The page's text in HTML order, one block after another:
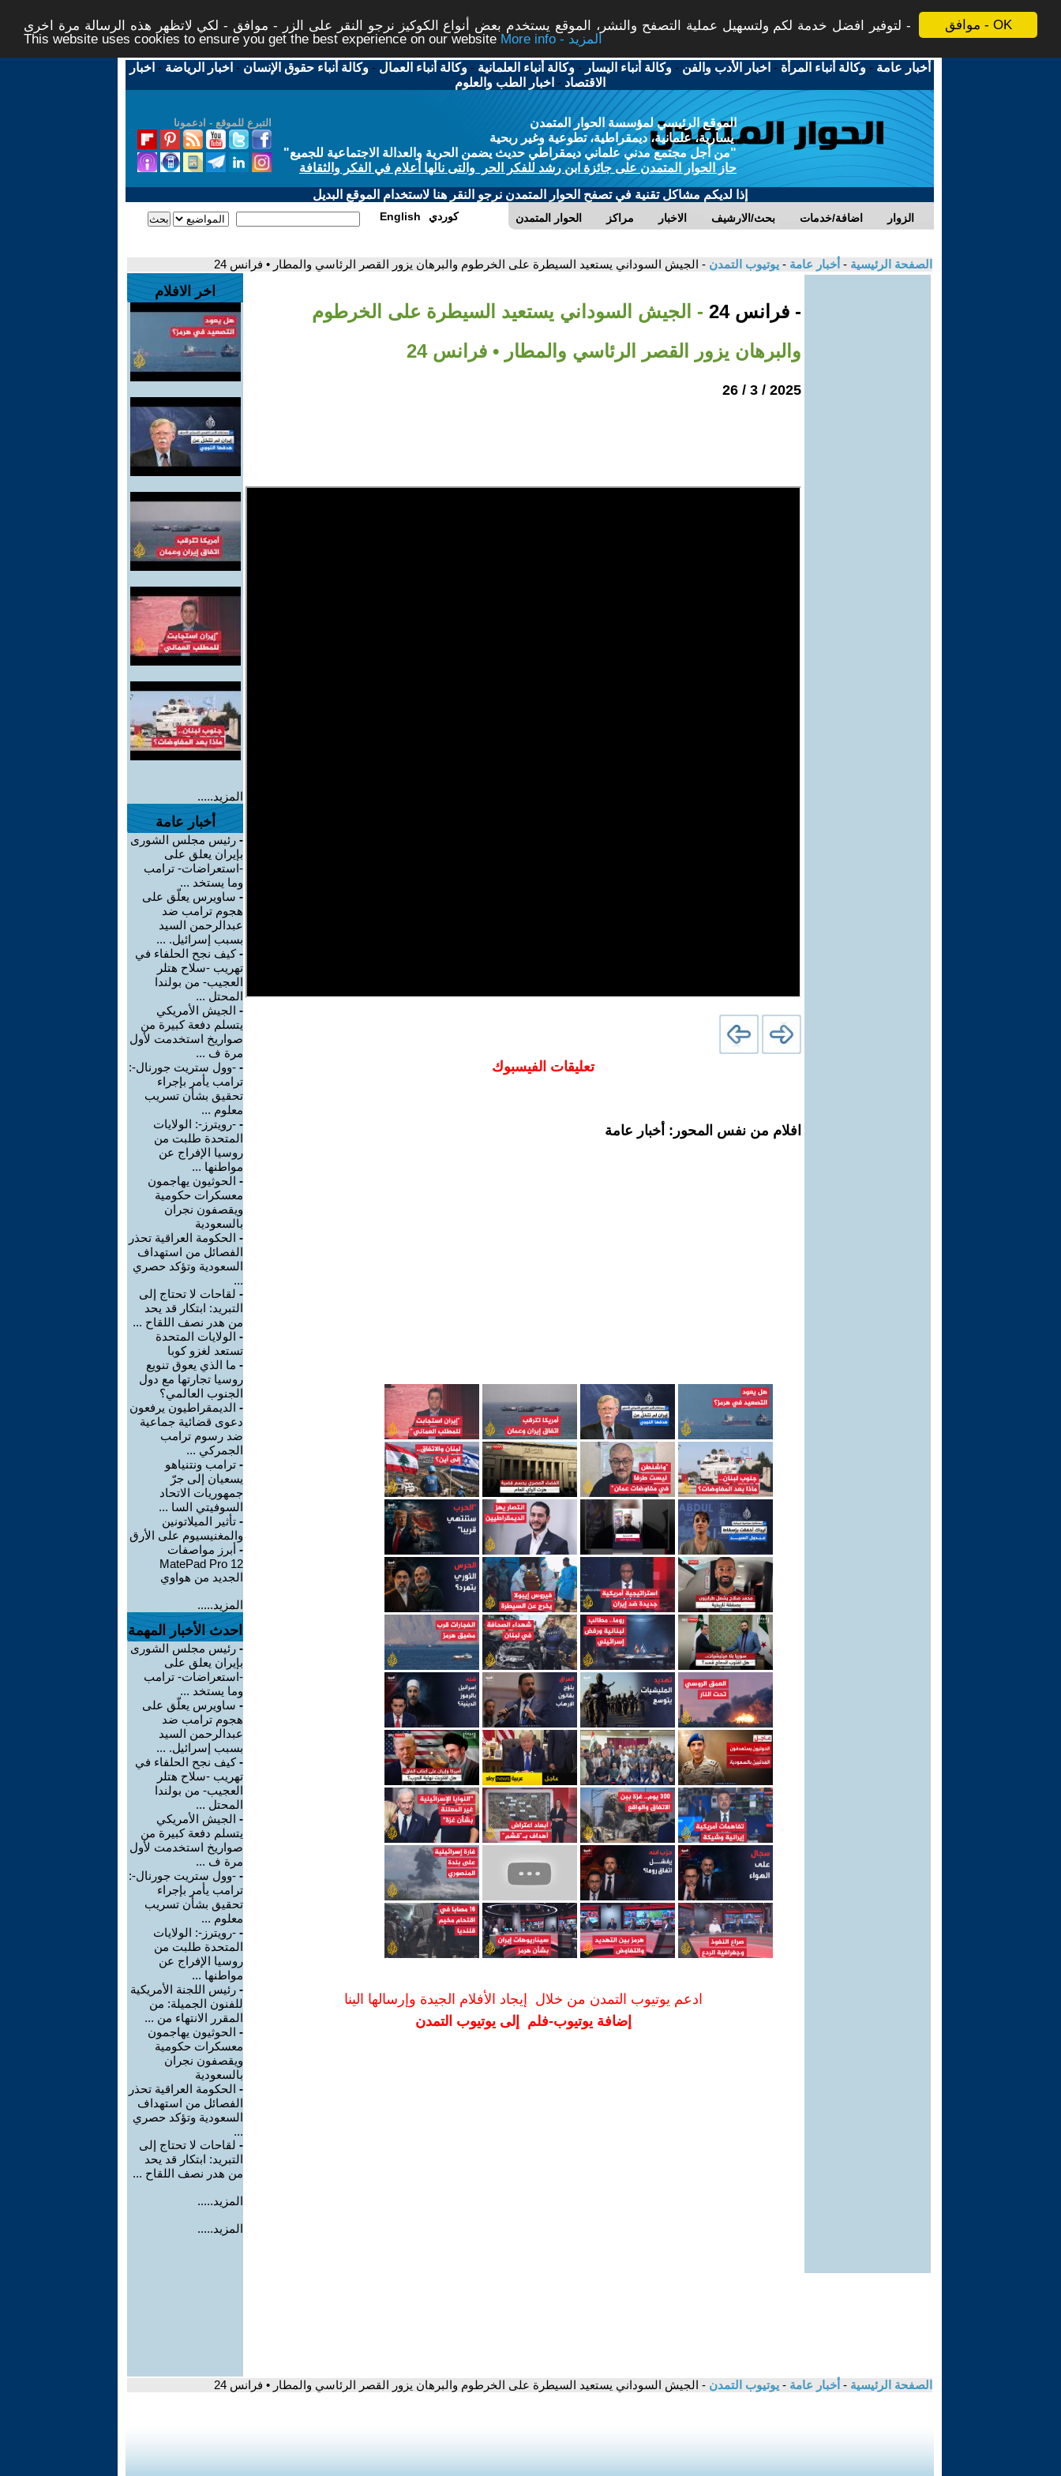
موافق - OK
لتوفير افضل خدمة لكم ولتسهيل عملية التصفح والنشر، الموقع يستخدم بعض أنواع الكوكيز نرجو النقر على الزر - موافق - لكي لاتظهر هذه الرسالة مرة اخرى -
This website uses cookies to ensure you get the best experience on our website
More info - المزيد
أخبار عامة -وكالة أنباء المرأة - اخبار الأدب والفن -وكالة أنباء اليسار -وكالة أنباء العلمانية -وكالة أنباء العمال -وكالة أنباء حقوق الإنسان - اخبار الرياضة - اخبار
الاقتصاد - اخبار الطب والعلوم
التبرع للموقع - ادعمونا
الموقع الرئيسي لمؤسسة الحوار المتمدن
يسارية، علمانية، ديمقراطية، تطوعية وغير ربحية
"من أجل مجتمع مدني علماني ديمقراطي حديث يضمن الحرية والعدالة الاجتماعية للجميع"
حاز الحوار المتمدن على جائزة ابن رشد للفكر الحر والتى نالها أعلام في الفكر والثقافة
إذا لديكم مشاكل تقنية في تصفح الحوار المتمدن نرجو النقر هنا لاستخدام الموقع البديل
الحوار المتمدن مراكز الاخبار بحث/الارشيف اضافة/خدمات الزوار English كوردي
الصفحة الرئيسية - أخبار عامة - يوتيوب التمدن - الجيش السوداني يستعيد السيطرة على الخرطوم والبرهان يزور القصر الرئاسي والمطار • فرانس 24
- فرانس 24
- الجيش السوداني يستعيد السيطرة على الخرطوم
والبرهان يزور القصر الرئاسي والمطار • فرانس 24
2025 / 3 / 26
تعليقات الفيسبوك
افلام من نفس المحور: أخبار عامة
ادعم يوتيوب التمدن من خلال إيجاد الأفلام الجيدة وإرسالها الينا
إضافة يوتيوب-فلم إلى يوتيوب التمدن
اخر الافلام
المزيد.....
أخبار عامة
- رئيس مجلس الشورى
بإيران يعلق على
-استعراضات- ترامب
وما يستخد ...
- ساويرس يعلّق على
هجوم ترامب ضد
عبدالرحمن السيد
بسبب إسرائيل. ...
-كيف نجح الحلفاء في
تهريب -سلاح هتلر
العجيب- من بولندا
المحتل ...
- الجيش الأمريكي
يتسلم دفعة كبيرة من
صواريخ استخدمت لأول
مرة ف ...
- -وول ستريت جورنال-:
ترامب يأمر بإجراء
تحقيق بشأن تسريب
معلوم ...
- -رويترز-: الولايات
المتحدة طلبت من
روسيا الإفراج عن
مواطنها ...
- الحوثيون يهاجمون
معسكرات حكومية
ويقصفون نجران
بالسعودية
- الحكومة العراقية تحذر
الفصائل من استهداف
السعودية وتؤكد حصري
...
- لقاحات لا تحتاج إلى
التبريد: ابتكار قد يحد
من هدر نصف اللقاح ...
- الولايات المتحدة
تستعد لغزو كوبا
- ما الذي يعوق تنويع
روسيا تجارتها مع دول
الجنوب العالمي؟
- الديمقراطيون يرفعون
دعوى قضائية جماعية
ضد رسوم ترامب
الجمركي ...
- ترامب ونتنياهو
يسعيان إلى جرّ
جمهوريات الاتحاد
السوفيتي السا ...
- تأثير الميلاتونين
والمغنيسيوم على الأرق
- أبرز مواصفات
MatePad Pro 12
الجديد من هواوي
المزيد.....
احدث الأخبار المهمة
- رئيس مجلس الشورى
بإيران يعلق على
-استعراضات- ترامب
وما يستخد ...
- ساويرس يعلّق على
هجوم ترامب ضد
عبدالرحمن السيد
بسبب إسرائيل. ...
-كيف نجح الحلفاء في
تهريب -سلاح هتلر
العجيب- من بولندا
المحتل ...
- الجيش الأمريكي
يتسلم دفعة كبيرة من
صواريخ استخدمت لأول
مرة ف ...
- -وول ستريت جورنال-:
ترامب يأمر بإجراء
تحقيق بشأن تسريب
معلوم ...
- -رويترز-: الولايات
المتحدة طلبت من
روسيا الإفراج عن
مواطنها ...
- رئيس اللجنة الأمريكية
للفنون الجميلة: من
المقرر الانتهاء من ...
- الحوثيون يهاجمون
معسكرات حكومية
ويقصفون نجران
بالسعودية
- الحكومة العراقية تحذر
الفصائل من استهداف
السعودية وتؤكد حصري
...
- لقاحات لا تحتاج إلى
التبريد: ابتكار قد يحد
من هدر نصف اللقاح ...
المزيد.....
المزيد.....
الصفحة الرئيسية - أخبار عامة - يوتيوب التمدن - الجيش السوداني يستعيد السيطرة على الخرطوم والبرهان يزور القصر الرئاسي والمطار • فرانس 24